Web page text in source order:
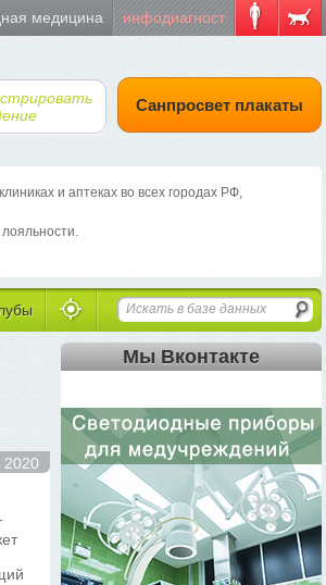
медицина инфодиагност
Санпросвет плакаты
и аптеках во всех городах РФ,
2020
Мы Вконтакте